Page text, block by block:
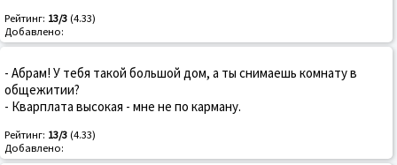
Рейтинг: 13/3 (4.33)
Добавлено:
- Абрам! У тебя такой большой дом, а ты снимаешь комнату в
общежитии?
- Кварплата высокая - мне не по карману.
Рейтинг: 13/3 (4.33)
Добавлено: